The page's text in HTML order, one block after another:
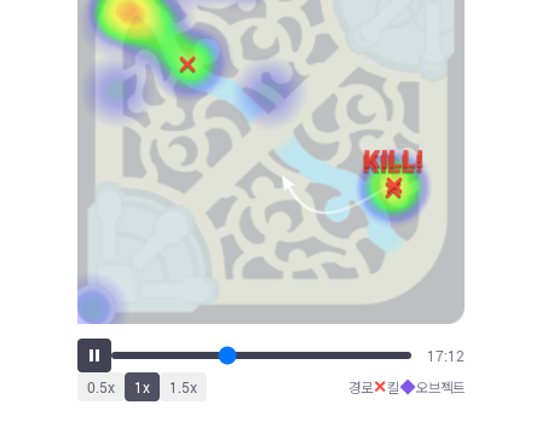
19:00
0.5x 1x 1.5x 경로✕킬◆오브젝트